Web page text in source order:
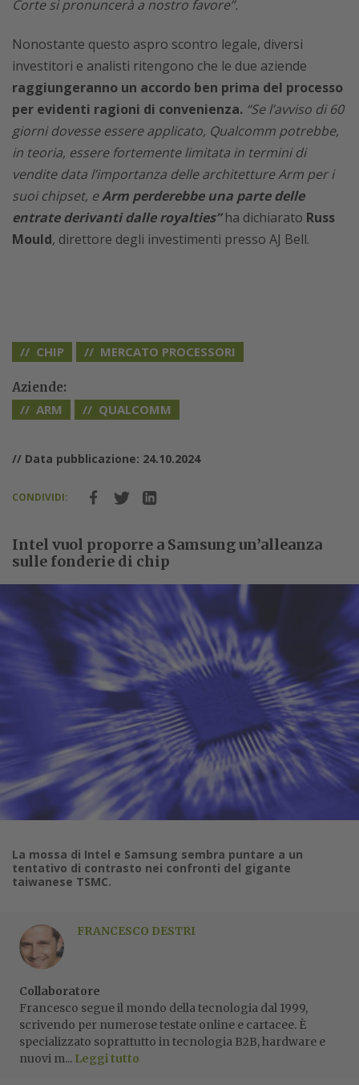
Corte si pronuncerà a nostro favore”.
Nonostante questo aspro scontro legale, diversi
investitori e analisti ritengono che le due aziende
raggiungeranno un accordo ben prima del processo
per evidenti ragioni di convenienza. “Se l’avviso di 60
giorni dovesse essere applicato, Qualcomm potrebbe,
in teoria, essere fortemente limitata in termini di
vendite data l’importanza delle architetture Arm per i
suoi chipset, eArm perderebbe una parte delle
entrate derivanti dalle royalties”ha dichiarato Russ
Mould, direttore degli investimenti presso AJ Bell.
CHIP MERCATO PROCESSORI
Aziende:
ARM QUALCOMM
// Data pubblicazione: 24.10.2024
CONDIVIDI:
Intel vuol proporre a Samsung un’alleanza
sulle fonderie di chip
La mossa di Intel e Samsung sembra puntare a un
tentativo di contrasto nei confronti del gigante
taiwanese TSMC.
FRANCESCO DESTRI
Collaboratore
Francesco segue il mondo della tecnologia dal 1999,
scrivendo per numerose testate online e cartacee. È
specializzato soprattutto in tecnologia B2B, hardware e
nuovi m... Leggi tutto